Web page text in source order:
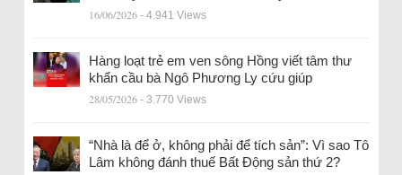
16/06/2026 - 4.941 Views
Hàng loạt trẻ em ven sông Hồng viết tâm thư
khẩn cầu bà Ngô Phương Ly cứu giúp
28/05/2026 - 3.770 Views
“Nhà là để ở, không phải để tích sản”: Vì sao Tô
Lâm không đánh thuế Bất Động sản thứ 2?